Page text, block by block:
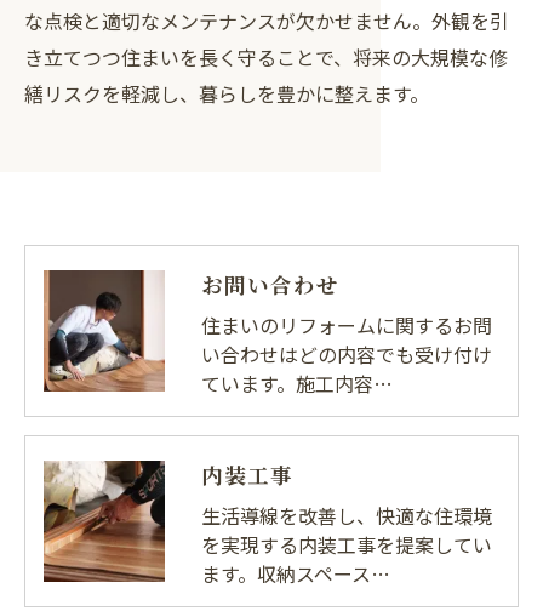
な点検と適切なメンテナンスが欠かせません。外観を引
き立てつつ住まいを長く守ることで、将来の大規模な修
繕リスクを軽減し、暮らしを豊かに整えます。
お問い合わせ
住まいのリフォームに関するお問
い合わせはどの内容でも受け付け
ています。施工内容…
内装工事
生活導線を改善し、快適な住環境
を実現する内装工事を提案してい
ます。収納スペース…